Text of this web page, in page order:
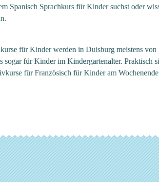
Spanisch Sprachkurs für Kinder suchst oder
für Kinder werden in Duisburg meistens von
sogar für Kinder im Kindergartenalter. Praktisch
für Französisch für Kinder am